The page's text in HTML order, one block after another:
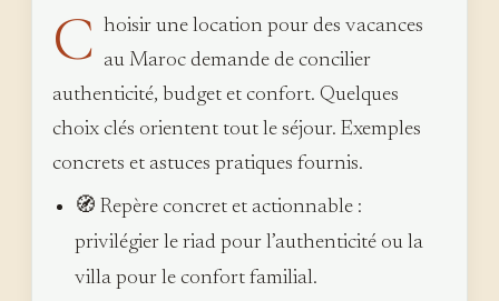
C hoisir une location pour des vacances
au Maroc demande de concilier
authenticité, budget et confort. Quelques
choix clés orientent tout le séjour. Exemples
concrets et astuces pratiques fournis.
🧭 Repère concret et actionnable :
privilégier le riad pour l’authenticité ou la
villa pour le confort familial.